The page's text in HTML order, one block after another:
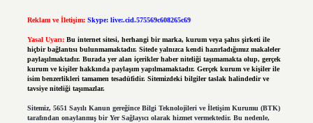
Reklam ve İletişim: Skype: live:.cid.575569c608265c69
Yasal Uyarı: Bu internet sitesi, herhangi bir marka, kurum veya şahıs şirketi ile
hiçbir bağlantısı bulunmamaktadır. Sitede yalnızca kendi hazırladığımız makaleler
paylaşılmaktadır. Burada yer alan içerikler haber niteliği taşımamakta olup, gerçek
kurum ve kişiler hakkında paylaşım yapılmamaktadır. Gerçek kurum ve kişiler ile
isim benzerlikleri tamamen tesadüfidir. Sitemizdeki bilgiler taslak halindedir ve
tavsiye niteliği taşımazlar.
Sitemiz, 5651 Sayılı Kanun gereğince Bilgi Teknolojileri ve İletişim Kurumu (BTK)
tarafından onaylanmış bir Yer Sağlayıcı olarak hizmet vermektedir. Bu nedenle,